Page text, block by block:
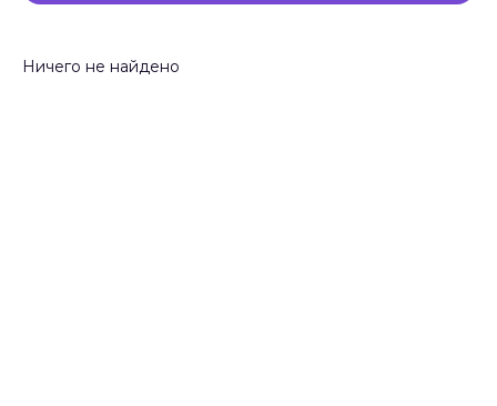
Ничего не найдено